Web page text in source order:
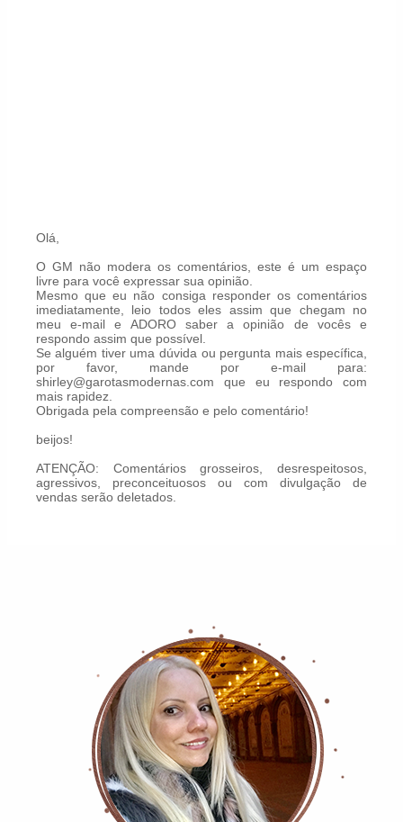
Olá,
O GM não modera os comentários, este é um espaço
livre para você expressar sua opinião.
Mesmo que eu não consiga responder os comentários
imediatamente, leio todos eles assim que chegam no
meu e-mail e ADORO saber a opinião de vocês e
respondo assim que possível.
Se alguém tiver uma dúvida ou pergunta mais específica,
por favor, mande por e-mail para:
shirley@garotasmodernas.com que eu respondo com
mais rapidez.
Obrigada pela compreensão e pelo comentário!
beijos!
ATENÇÃO: Comentários grosseiros, desrespeitosos,
agressivos, preconceituosos ou com divulgação de
vendas serão deletados.